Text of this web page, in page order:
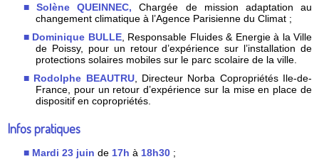
Solène QUEINNEC,Chargée de mission adaptation au
changement climatique à l’Agence Parisienne du Climat ;
Dominique BULLE, Responsable Fluides & Energie à la Ville
de Poissy, pour un retour d’expérience sur l’installation de
protections solaires mobiles sur le parc scolaire de la ville.
Rodolphe BEAUTRU, Directeur Norba Copropriétés Ile-de-
France, pour un retour d’expérience sur la mise en place de
dispositif en copropriétés.
Infos pratiques
Mardi 23 juin de 17h à 18h30 ;